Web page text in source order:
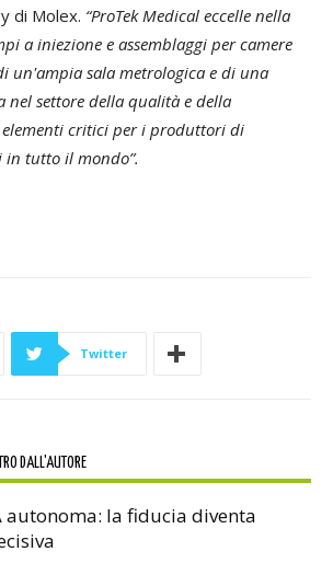
di Molex. “ProTek Medical eccelle nella
a iniezione e assemblaggi per camere
un'ampia sala metrologica e di una
nel settore della qualità e della
elementi critici per i produttori di
tutto il mondo”.
Twitter
DALL'AUTORE
autonoma: la fiducia diventa